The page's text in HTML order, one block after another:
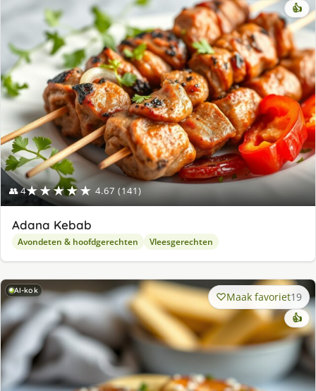
👥 4★★★★★ 4.67 (141)
👍
Adana Kebab
Avondeten & hoofdgerechten Vleesgerechten
AI-kok Maak favoriet19
👍